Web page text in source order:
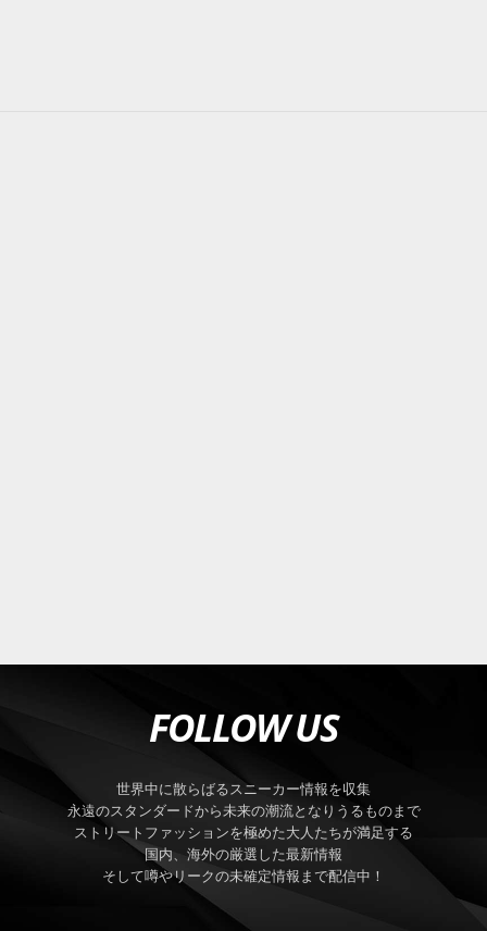
FOLLOW US
世界中に散らばるスニーカー情報を収集
永遠のスタンダードから未来の潮流となりうるものまで
ストリートファッションを極めた大人たちが満足する
国内、海外の厳選した最新情報
そして噂やリークの未確定情報まで配信中！